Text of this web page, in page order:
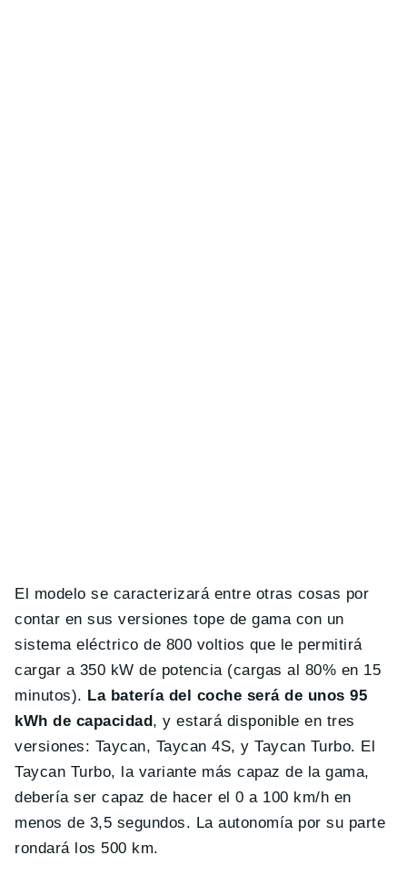
El modelo se caracterizará entre otras cosas por
contar en sus versiones tope de gama con un
sistema eléctrico de 800 voltios que le permitirá
cargar a 350 kW de potencia (cargas al 80% en 15
minutos). La batería del coche será de unos 95
kWh de capacidad, y estará disponible en tres
versiones: Taycan, Taycan 4S, y Taycan Turbo. El
Taycan Turbo, la variante más capaz de la gama,
debería ser capaz de hacer el 0 a 100 km/h en
menos de 3,5 segundos. La autonomía por su parte
rondará los 500 km.